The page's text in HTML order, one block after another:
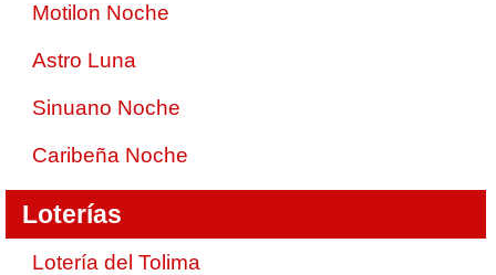
Motilon Noche
Astro Luna
Sinuano Noche
Caribeña Noche
Loterías
Lotería del Tolima